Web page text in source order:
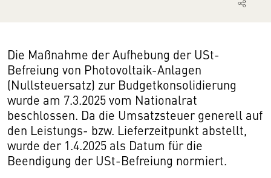
Die Maßnahme der Aufhebung der USt-
Befreiung von Photovoltaik-Anlagen
(Nullsteuersatz) zur Budgetkonsolidierung
wurde am 7.3.2025 vom Nationalrat
beschlossen. Da die Umsatzsteuer generell auf
den Leistungs- bzw. Lieferzeitpunkt abstellt,
wurde der 1.4.2025 als Datum für die
Beendigung der USt-Befreiung normiert.